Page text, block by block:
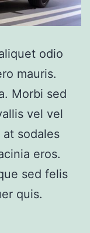
odio
mauris.
Morbi sed
vel vel
sodales
eros.
sed felis
quis.